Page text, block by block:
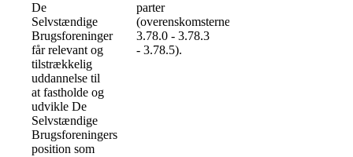
De
Selvstændige
Brugsforeninger
får relevant og
tilstrækkelig
uddannelse til
at fastholde og
udvikle De
Selvstændige
Brugsforeningers
position som
parter
(overenskomsterne
3.78.0 - 3.78.3
- 3.78.5).